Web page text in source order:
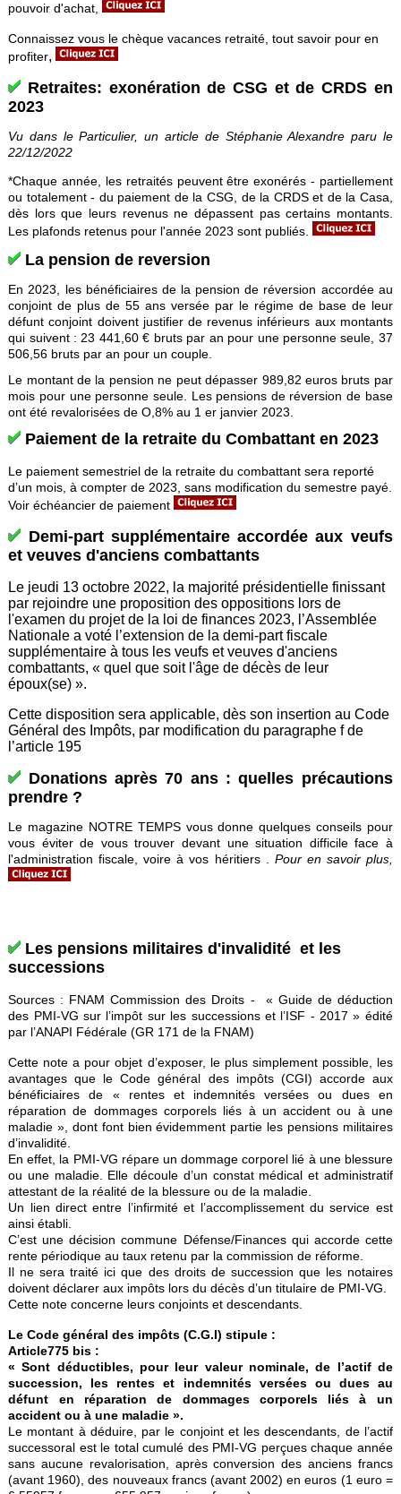
pouvoir d'achat,
Connaissez vous le chèque vacances retraité, tout savoir pour en
profiter,
Retraites: exonération de CSG et de CRDS en
2023
Vu dans le Particulier, un article de Stéphanie Alexandre paru le
22/12/2022
*Chaqueannée, les retraités peuvent être exonérés - partiellement
ou totalement- du paiement de la CSG, de la CRDSet de la Casa,
dès lors que leurs revenus ne dépassent pas certains montants.
Les plafonds retenus pour l'année 2023sont publiés.
La pension de reversion
En 2023, les bénéficiaires de la pension de réversion accordée au
conjoint de plus de 55 ans versée par le régime de base de leur
défunt conjoint doivent justifier de revenus inférieurs aux montants
qui suivent : 23 441,60 € bruts par an pour une personne seule, 37
506,56 bruts par an pour un couple.
Le montant de la pension ne peut dépasser 989,82 euros bruts par
mois pour une personne seule. Les pensions de réversion de base
ont été revalorisées de O,8% au 1 er janvier 2023.
Paiement de la retraite du Combattant en 2023
Le paiement semestriel de la retraite du combattant sera reporté
d’un mois, à compter de 2023, sans modification du semestre payé.
Voir échéancier de paiement
Demi-part supplémentaire accordée aux veufs
et veuves d'anciens combattants
Le jeudi 13 octobre 2022, la majorité présidentielle finissant
par rejoindre une proposition des oppositions lors de
l'examen du projet de la loi de finances 2023, l’Assemblée
Nationale a voté l’extension de la demi-part fiscale
supplémentaire à tous les veufs et veuves d'anciens
combattants, « quel que soit l'âge de décès de leur
époux(se) ».
Cette disposition sera applicable, dès son insertion au Code
Général des Impôts, par modification du paragraphe f de
l’article 195
Donations après 70 ans : quelles précautions
prendre ?
Le magazine NOTRE TEMPS vous donne quelques conseils pour
vous éviter de vous trouver devant une situation difficile face à
l'administration fiscale, voire à vos héritiers .
Pour en savoir plus,
Les pensions militaires d'invalidité et les
successions
Sources : FNAM Commission des Droits - « Guide de déduction
des PMI-VG sur l’impôt sur les successions et l’ISF - 2017 » édité
par l’ANAPI Fédérale (GR 171 de la FNAM)
Cette note a pour objet d’exposer, le plus simplement possible, les
avantages que le Code général des impôts (CGI) accorde aux
bénéficiaires de « rentes et indemnités versées ou dues en
réparation de dommages corporels liés à un accident ou à une
maladie », dont font bien évidemment partie les pensions militaires
d’invalidité.
En effet, la PMI-VG répare un dommage corporel lié à une blessure
ou une maladie. Elle découle d’un constat médical et administratif
attestant de la réalité de la blessure ou de la maladie.
Un lien direct entre l’infirmité et l’accomplissement du service est
ainsi établi.
C’est une décision commune Défense/Finances qui accorde cette
rente périodique au taux retenu par la commission de réforme.
Il ne sera traité ici que des droits de succession que les notaires
doivent déclarer aux impôts lors du décès d’un titulaire de PMI-VG.
Cette note concerne leurs conjoints et descendants.
Le Code général des impôts (C.G.I) stipule :
Article775 bis :
« Sont déductibles, pour leur valeur nominale, de l’actif de
succession, les rentes et indemnités versées ou dues au
défunt en réparation de dommages corporels liés à un
accident ou à une maladie ».
Le montant à déduire, par le conjoint et les descendants, de l’actif
successoral est le total cumulé des PMI-VG perçues chaque année
sans aucune revalorisation, après conversion des anciens francs
(avant 1960), des nouveaux francs (avant 2002) en euros (1 euro =